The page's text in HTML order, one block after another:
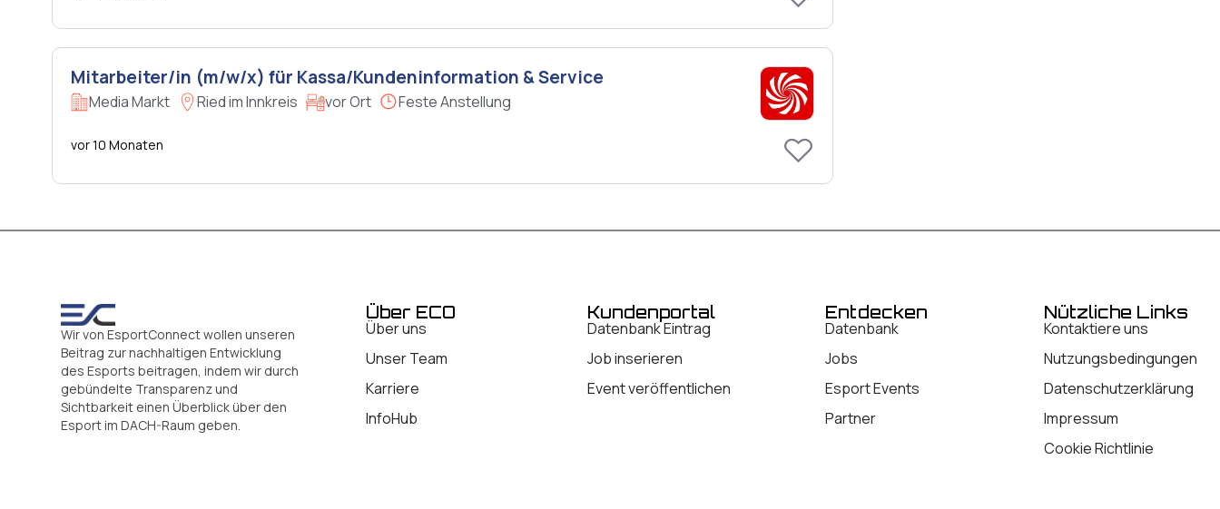
Mitarbeiter/in (m/w/x) für Kassa/Kundeninformation & Service
Media Markt Ried im Innkreis vor Ort Feste Anstellung
vor 10 Monaten
Wir von EsportConnect wollen unseren
Beitrag zur nachhaltigen Entwicklung
des Esports beitragen, indem wir durch
gebündelte Transparenz und
Sichtbarkeit einen Überblick über den
Esport im DACH-Raum geben.
Über ECO
Über uns
Unser Team
Karriere
InfoHub
Kundenportal
Datenbank Eintrag
Job inserieren
Event veröffentlichen
Entdecken
Datenbank
Jobs
Esport Events
Partner
Nützliche Links
Kontaktiere uns
Nutzungsbedingungen
Datenschutzerklärung
Impressum
Cookie Richtlinie